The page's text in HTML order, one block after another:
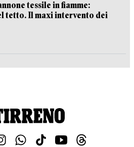
tessile in fiamme:
tetto. Il maxi intervento dei